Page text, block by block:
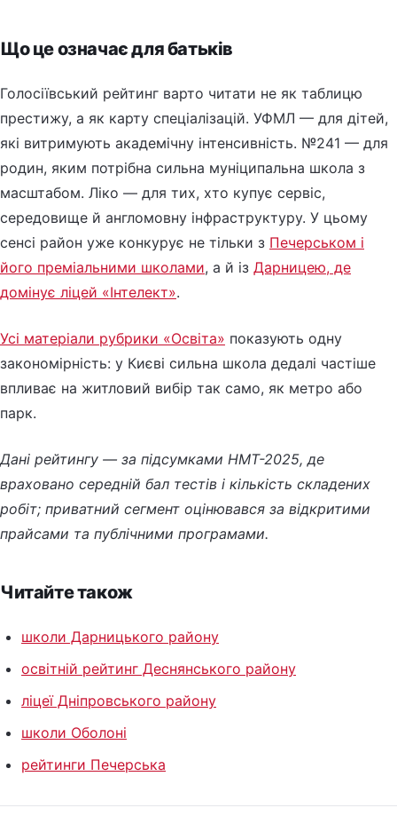
Що це означає для батьків
Голосіївський рейтинг варто читати не як таблицю
престижу, а як карту спеціалізацій. УФМЛ — для дітей,
які витримують академічну інтенсивність. №241 — для
родин, яким потрібна сильна муніципальна школа з
масштабом. Ліко — для тих, хто купує сервіс,
середовище й англомовну інфраструктуру. У цьому
сенсі район уже конкурує не тільки з Печерськом і
його преміальними школами, а й із Дарницею, де
домінує ліцей «Інтелект».
Усі матеріали рубрики «Освіта» показують одну
закономірність: у Києві сильна школа дедалі частіше
впливає на житловий вибір так само, як метро або
парк.
Дані рейтингу — за підсумками НМТ-2025, де
враховано середній бал тестів і кількість складених
робіт; приватний сегмент оцінювався за відкритими
прайсами та публічними програмами.
Читайте також
школи Дарницького району
освітній рейтинг Деснянського району
ліцеї Дніпровського району
школи Оболоні
рейтинги Печерська